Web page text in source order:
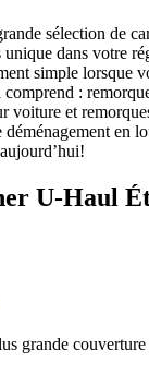
sélection de
dans votre
simple lorsque
:
voiture et
en
U-Haul
grande